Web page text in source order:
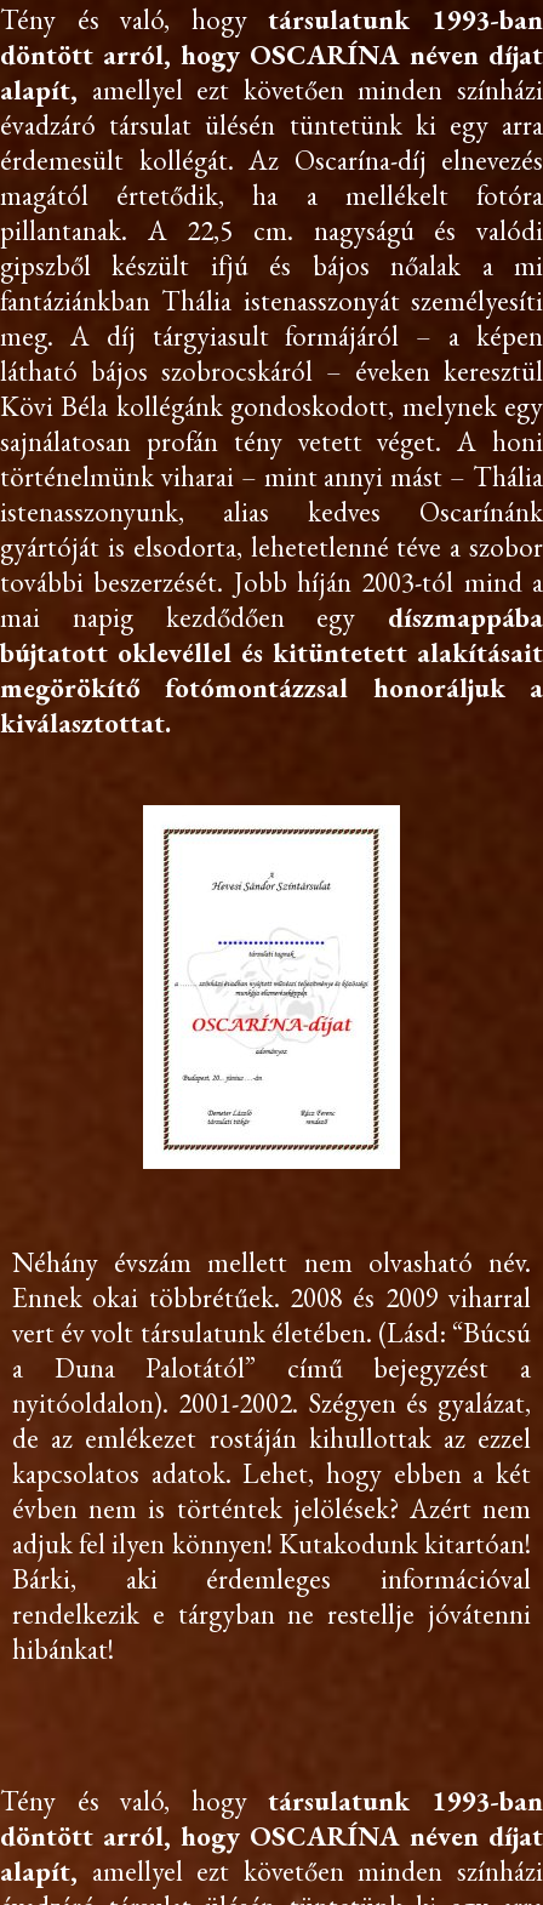
Tény és való, hogytársulatunk 1993-ban
döntött arról, hogy OSCARÍNA néven díjat
alapít, amellyel ezt követően minden színházi
évadzáró társulat ülésén tüntetünk ki egy arra
érdemesült kollégát. Az Oscarína-díj elnevezés
magától értetődik, ha a mellékelt fotóra
pillantanak. A 22,5 cm. nagyságú és valódi
gipszből készült ifjú és bájos nőalak a mi
fantáziánkban Thália istenasszonyát személyesíti
meg. A díj tárgyiasult formájáról – a képen
látható bájos szobrocskáról – éveken keresztül
Kövi Béla kollégánk gondoskodott, melynek egy
sajnálatosan profán tény vetett véget. A honi
történelmünk viharai – mint annyi mást – Thália
istenasszonyunk, alias kedves Oscarínánk
gyártóját is elsodorta, lehetetlenné téve a szobor
további beszerzését. Jobb híján 2003-tól mind a
mai napig kezdődően egy díszmappába
bújtatott oklevéllel és kitüntetett alakításait
megörökítő fotómontázzsal honoráljuk a
kiválasztottat.
Néhány évszám mellett nem olvasható név.
Ennek okai többrétűek. 2008 és 2009 viharral
vert év volt társulatunk életében. (Lásd: “Búcsú
a Duna Palotától” című bejegyzést a
nyitóoldalon). 2001-2002. Szégyen és gyalázat,
de az emlékezet rostáján kihullottak az ezzel
kapcsolatos adatok. Lehet, hogy ebben a két
évben nem is történtek jelölések? Azért nem
adjuk fel ilyen könnyen! Kutakodunk kitartóan!
Bárki, aki érdemleges információval
rendelkezik e tárgyban ne restellje jóvátenni
hibánkat!
Tény és való, hogytársulatunk 1993-ban
döntött arról, hogy OSCARÍNA néven díjat
alapít, amellyel ezt követően minden színházi